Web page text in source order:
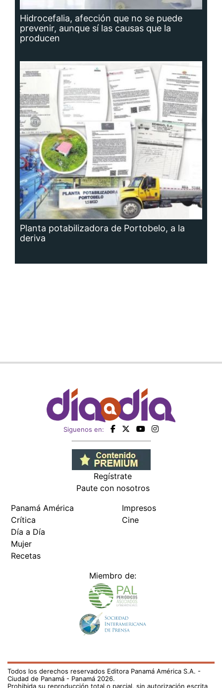
Hidrocefalia, afección que no se puede
prevenir, aunque sí las causas que la
producen
Planta potabilizadora de Portobelo, a la
deriva
Siguenos en:
Regístrate
Paute con nosotros
Panamá América
Crítica
Día a Día
Mujer
Recetas
Impresos
Cine
Miembro de:
Todos los derechos reservados Editora Panamá América S.A. -
Ciudad de Panamá - Panamá 2026.
Prohibida su reproducción total o parcial, sin autorización escrita